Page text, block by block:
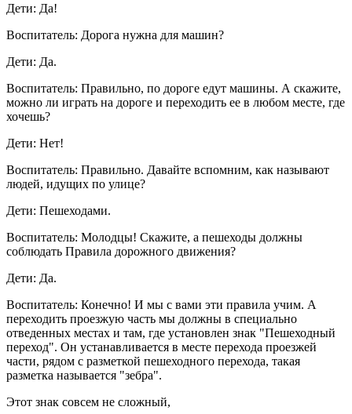
Дети: Да!
Воспитатель: Дорога нужна для машин?
Дети: Да.
Воспитатель: Правильно, по дороге едут машины. А скажите,
можно ли играть на дороге и переходить ее в любом месте, где
хочешь?
Дети: Нет!
Воспитатель: Правильно. Давайте вспомним, как называют
людей, идущих по улице?
Дети: Пешеходами.
Воспитатель: Молодцы! Скажите, а пешеходы должны
соблюдать Правила дорожного движения?
Дети: Да.
Воспитатель: Конечно! И мы с вами эти правила учим. А
переходить проезжую часть мы должны в специально
отведенных местах и там, где установлен знак "Пешеходный
переход". Он устанавливается в месте перехода проезжей
части, рядом с разметкой пешеходного перехода, такая
разметка называется "зебра".
Этот знак совсем не сложный,